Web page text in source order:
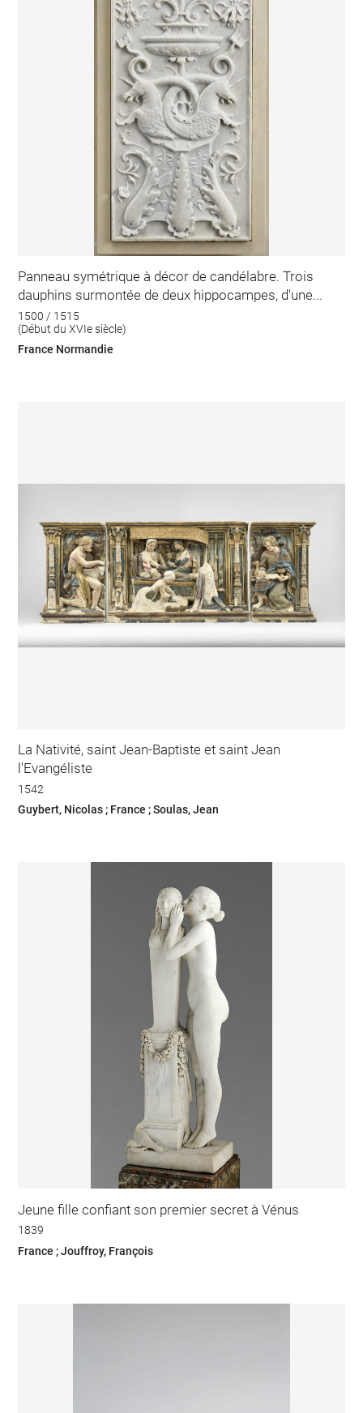
Panneau symétrique à décor de candélabre. Trois
dauphins surmontée de deux hippocampes, d'une...
1500 / 1515
(Début du XVIe siècle)
France Normandie
La Nativité, saint Jean-Baptiste et saint Jean
l'Evangéliste
1542
Guybert, Nicolas ; France ; Soulas, Jean
Jeune fille confiant son premier secret à Vénus
1839
France ; Jouffroy, François